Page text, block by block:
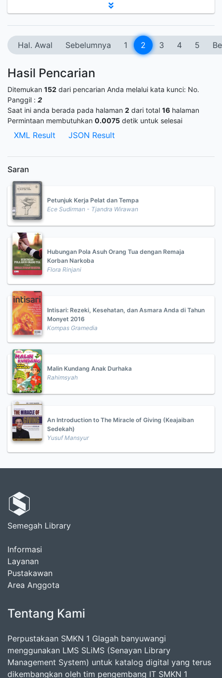
Hal. Awal Sebelumnya 1 2 3 4 5
Hasil Pencarian
Ditemukan 152 dari pencarian Anda melalui kata kunci: No.
Panggil : 2
Saat ini anda berada pada halaman 2 dari total 16 halaman
Permintaan membutuhkan 0.0075 detik untuk selesai
XML Result JSON Result
Saran
Petunjuk Kerja Pelat dan Tempa
Ece Sudirman - Tjandra Wirawan
Hubungan Pola Asuh Orang Tua dengan Remaja
Korban Narkoba
Flora Rinjani
Intisari: Rezeki, Kesehatan, dan Asmara Anda di Tahun
Monyet 2016
Kompas Gramedia
Malin Kundang Anak Durhaka
Rahimsyah
An Introduction to The Miracle of Giving (Keajaiban
Sedekah)
Yusuf Mansyur
Semegah Library
Informasi
Layanan
Pustakawan
Area Anggota
Tentang Kami
Perpustakaan SMKN 1 Glagah banyuwangi
menggunakan LMS SLiMS (Senayan Library
Management System) untuk katalog digital yang terus
dikembangkan oleh tim pengembang IT SMKN 1